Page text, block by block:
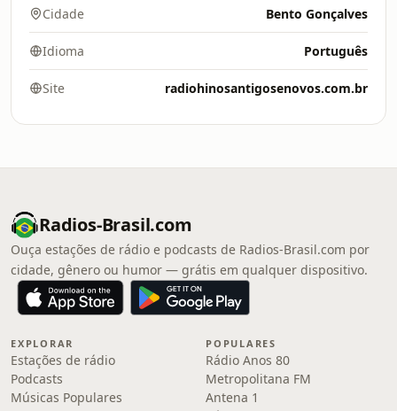
Cidade Bento Gonçalves
Idioma Português
Site radiohinosantigosenovos.com.br
Radios-Brasil.com
Ouça estações de rádio e podcasts de Radios-Brasil.com por
cidade, gênero ou humor — grátis em qualquer dispositivo.
EXPLORAR
Estações de rádio
Podcasts
Músicas Populares
POPULARES
Rádio Anos 80
Metropolitana FM
Antena 1